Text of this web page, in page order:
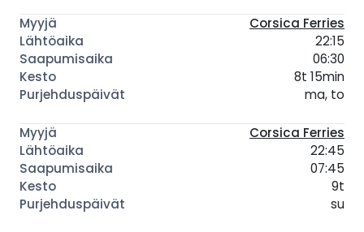
Corsica Ferries
22:15
06:30
8t 15min
ma, to
Corsica Ferries
22:45
07:45
9t
su